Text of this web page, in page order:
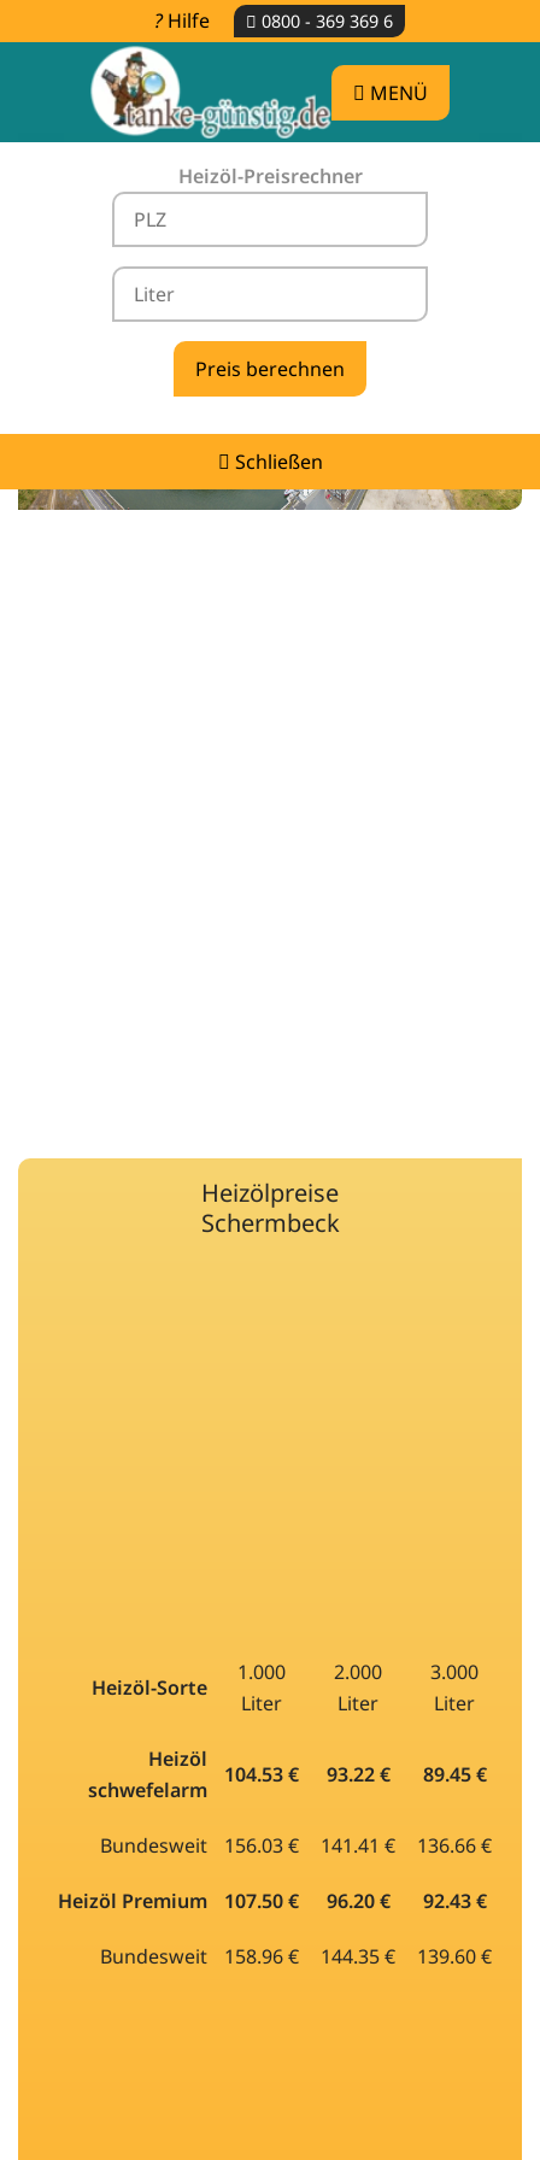
Hilfe 0800 - 369 369 6
MENÜ
Heizöl-Preisrechner
Schließen
Heizölpreise Schermbeck -
vergleichen & günstig tanken
Heizölpreise
Schermbeck
Heizöl-Sorte
1.000
Liter
2.000
Liter
3.000
Liter
Heizöl
schwefelarm
104.53 € 93.22 € 89.45 €
Bundesweit 156.03 € 141.41 € 136.66 €
Heizöl Premium 107.50 € 96.20 € 92.43 €
Bundesweit 158.96 € 144.35 € 139.60 €